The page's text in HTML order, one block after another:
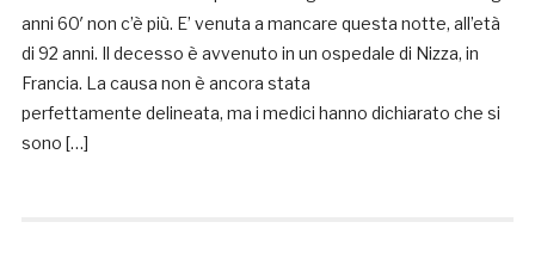
anni 60′ non c’è più. E’ venuta a mancare questa notte, all’età
di 92 anni. Il decesso è avvenuto in un ospedale di Nizza, in
Francia. La causa non è ancora stata
perfettamente delineata, ma i medici hanno dichiarato che si
sono […]